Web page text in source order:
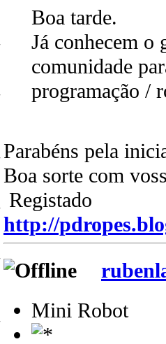
Boa tarde.
Já conhecem o
comunidade
programação /
Parabéns pela
Boa sorte com
Registado
http://
Mini Robot